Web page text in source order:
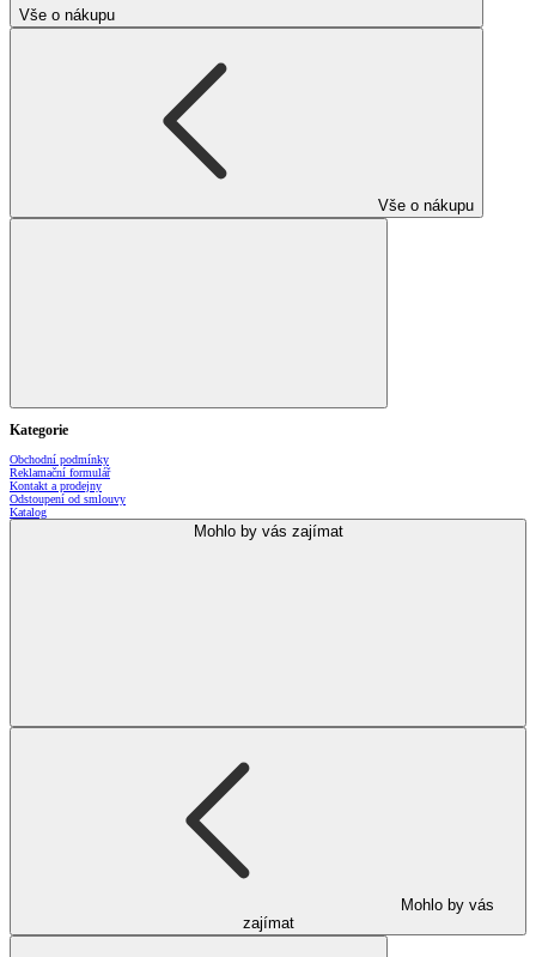
Vše o nákupu
Vše o nákupu
Kategorie
Obchodní podmínky
Reklamační formulář
Kontakt a prodejny
Odstoupení od smlouvy
Katalog
Mohlo by vás zajímat
Mohlo by vás
zajímat